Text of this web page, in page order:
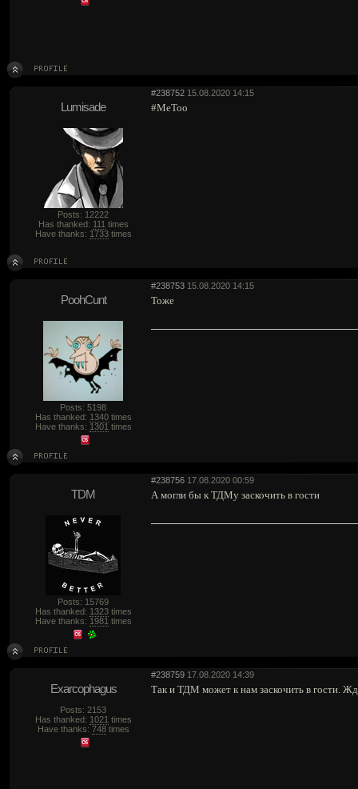
#238752 15.08.2020 14:15
Lumisade
Posts: 12222
Has thanked: 111 times
Have thanks: 1733times
#MeToo
#238753 15.08.2020 14:15
PoohCunt
Posts: 5198
Has thanked: 1340times
Have thanks: 1301 times
Тоже
#238756 17.08.2020 00:59
TDM
Posts: 15769
Has thanked: 1323times
Have thanks: 1981 times
А могли бы к ТДМу заскочить в гости
#238759 17.08.2020 14:39
Exarcophagus
Posts: 2153
Has thanked: 1021 times
Have thanks: 748times
Так и ТДМ может к нам заскочить в гости.